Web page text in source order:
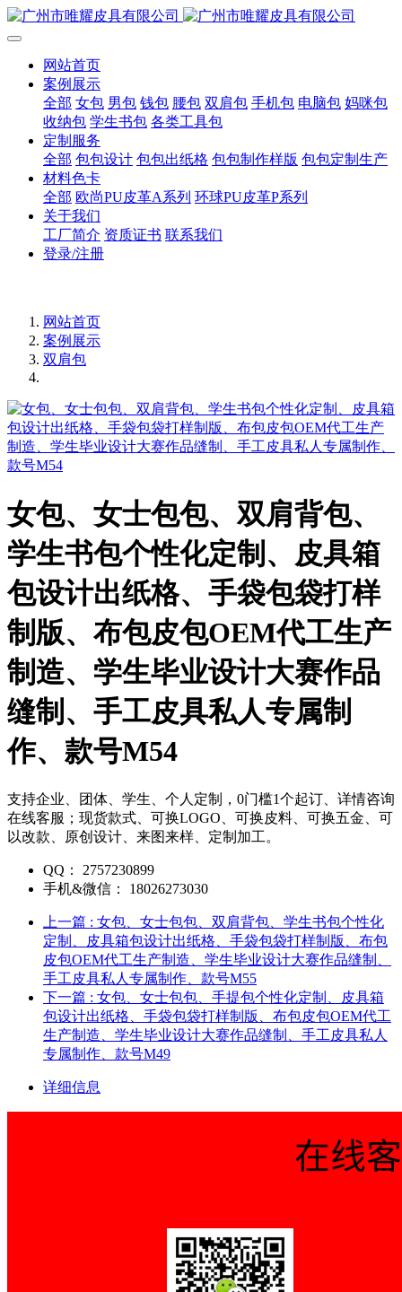
网站首页
案例展示
全部 女包 男包 钱包 腰包 双肩包 手机包 电脑包 妈咪包
收纳包 学生书包 各类工具包
定制服务
全部 包包设计 包包出纸格 包包制作样版 包包定制生产
材料色卡
全部 欧尚PU皮革A系列 环球PU皮革P系列
关于我们
工厂简介 资质证书 联系我们
登录/注册
网站首页
案例展示
双肩包
女包、女士包包、双肩背包、
学生书包个性化定制、皮具箱
包设计出纸格、手袋包袋打样
制版、布包皮包OEM代工生产
制造、学生毕业设计大赛作品
缝制、手工皮具私人专属制
作、款号M54
支持企业、团体、学生、个人定制，0门槛1个起订、详情咨询
在线客服；现货款式、可换LOGO、可换皮料、可换五金、可
以改款、原创设计、来图来样、定制加工。
QQ：
2757230899
手机&微信：
18026273030
上一篇 : 女包、女士包包、双肩背包、学生书包个性化
定制、皮具箱包设计出纸格、手袋包袋打样制版、布包
皮包OEM代工生产制造、学生毕业设计大赛作品缝制、
手工皮具私人专属制作、款号M55
下一篇 : 女包、女士包包、手提包个性化定制、皮具箱
包设计出纸格、手袋包袋打样制版、布包皮包OEM代工
生产制造、学生毕业设计大赛作品缝制、手工皮具私人
专属制作、款号M49
详细信息